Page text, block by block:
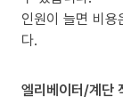
인원이 늘면 비
다.
엘리베이터/계단